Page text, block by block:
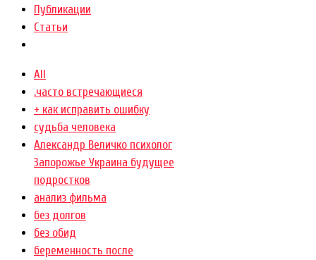
Публикации
Статьи
All
.часто встречающиеся
+ как исправить ошибку
cудьба человека
Александр Величко психолог
Запорожье Украина будущее
подростков
анализ фильма
без долгов
без обид
беременность после